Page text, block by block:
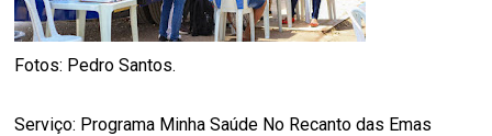
Fotos: Pedro Santos.
Serviço: Programa Minha Saúde No Recanto das Emas